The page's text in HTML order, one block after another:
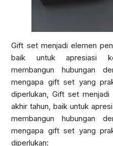
Gift set menjadi elemen
baik untuk apresiasi
membangun hubungan
mengapa gift set yang
diperlukan, Gift set
akhir tahun, baik untuk
membangun hubungan
mengapa gift set yang
diperlukan: